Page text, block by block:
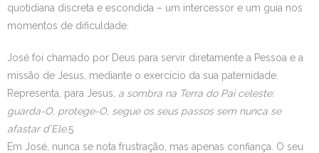
quotidiana discreta e escondida – um intercessor e um guia nos
momentos de dificuldade.
José foi chamado por Deus para servir diretamente a Pessoa e a
missão de Jesus, mediante o exercício da sua paternidade.
Representa, para Jesus, a sombra na Terra do Pai celeste:
guarda-O, protege-O, segue os seus passos sem nunca se
afastar d’Ele.5
Em José, nunca se nota frustração, mas apenas confiança. O seu